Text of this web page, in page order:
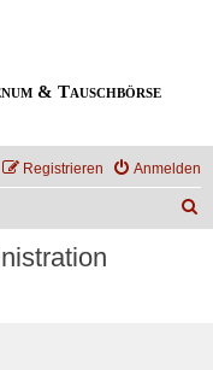
& Tauschbörse
Anmelden
Registrieren